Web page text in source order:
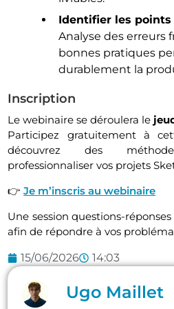
Identifier les
Analyse des erreurs
bonnes pratiques
durablement la
Inscription
Le webinaire se déroulera le
Participez gratuitement à
découvrez des
professionnaliser vos projets
👉Je m’inscris au webinaire
Une session questions-
afin de répondre à vos
15/06/2026 14:03
Ugo Maillet